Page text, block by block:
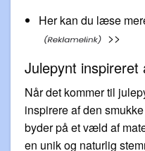
Her kan du læse
>>
Julepynt inspireret
Når det kommer til
inspirere af den
byder på et væld af
en unik og naturlig